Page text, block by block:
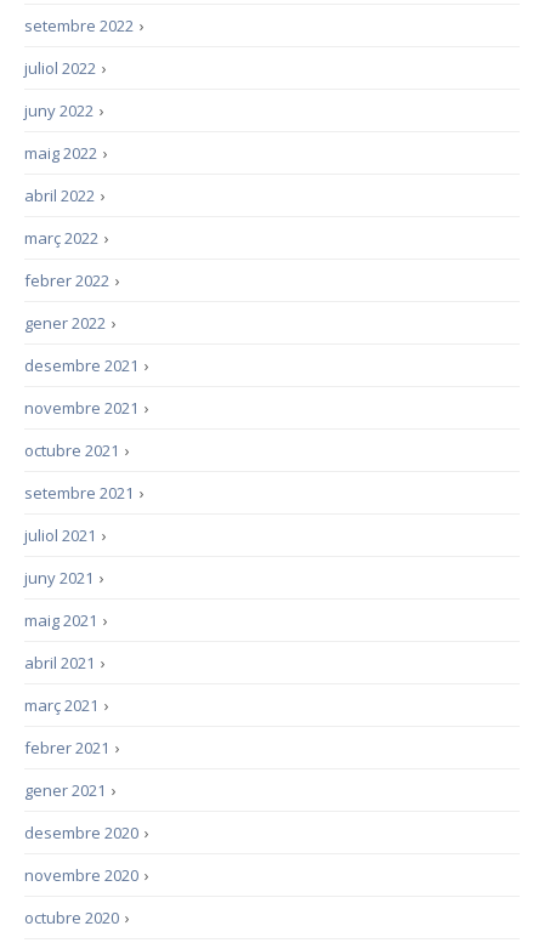
›
setembre 2022
›
juliol 2022
›
juny 2022
›
maig 2022
›
abril 2022
›
març 2022
›
febrer 2022
›
gener 2022
›
desembre 2021
›
novembre 2021
›
octubre 2021
›
setembre 2021
›
juliol 2021
›
juny 2021
›
maig 2021
›
abril 2021
›
març 2021
›
febrer 2021
›
gener 2021
›
desembre 2020
›
novembre 2020
›
octubre 2020